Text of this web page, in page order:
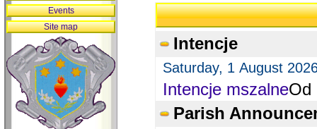
Intencje
Saturday, 1 August
Intencje mszalneOd
Parish
Events
Site map